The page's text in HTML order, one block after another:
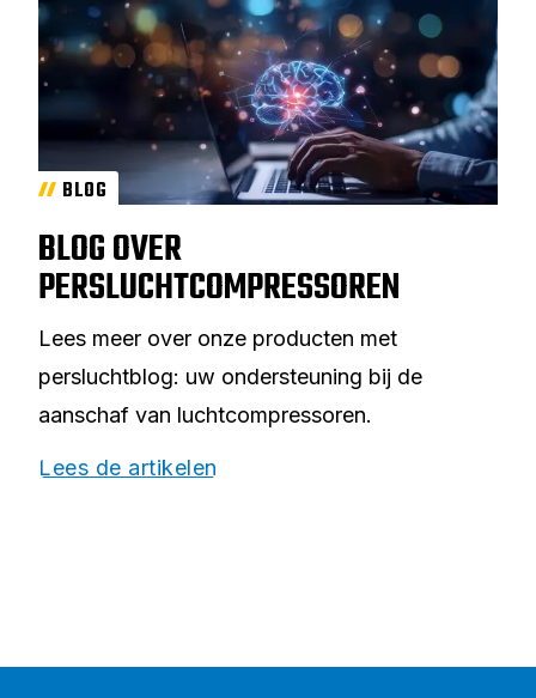
BLOG
BLOG OVER
PERSLUCHTCOMPRESSOREN
Lees meer over onze producten met
persluchtblog: uw ondersteuning bij de
aanschaf van luchtcompressoren.
Lees de artikelen